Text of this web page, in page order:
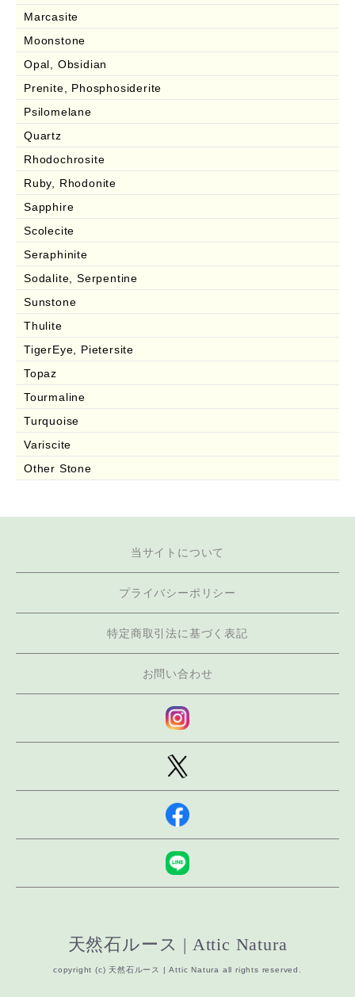
Marcasite
Moonstone
Opal, Obsidian
Prenite, Phosphosiderite
Psilomelane
Quartz
Rhodochrosite
Ruby, Rhodonite
Sapphire
Scolecite
Seraphinite
Sodalite, Serpentine
Sunstone
Thulite
TigerEye, Pietersite
Topaz
Tourmaline
Turquoise
Variscite
Other Stone
当サイトについて
プライバシーポリシー
特定商取引法に基づく表記
お問い合わせ
天然石ルース | Attic Natura
copyright (c) 天然石ルース | Attic Natura all rights reserved.